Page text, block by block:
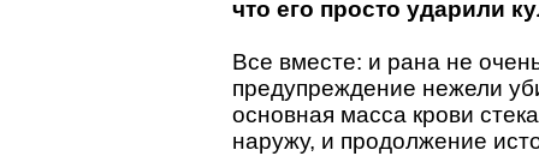
что его просто ударили
Все вместе: и рана не
предупреждение нежели
основная масса крови
наружу, и продолжение